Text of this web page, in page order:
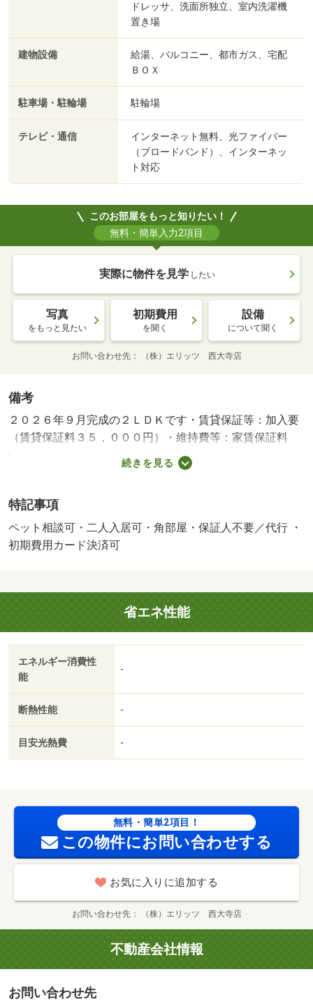
ドレッサ、洗面所独立、室内洗濯機
置き場
建物設備
給湯、バルコニー、都市ガス、宅配
ＢＯＸ
駐車場・駐輪場 駐輪場
テレビ・通信
インターネット無料、光ファイバー
（ブロードバンド）、インターネッ
ト対応
このお部屋をもっと知りたい！
無料・簡単入力2項目
実際に物件を見学 したい
写真
をもっと見たい
初期費用
を聞く
設備
について聞く
お問い合わせ先 （株）エリッツ 西大寺店
備考
２０２６年９月完成の２ＬＤＫです・賃貸保証等：加入要
（賃貸保証料３５，０００円）・維持費等：家賃保証料
１，９１６円／月・ペット条件：小型犬可・２０２６年９
月完成の物件です。近鉄大阪線の大和八木駅まで徒歩１０
ホンで訪問者の顔を確認する事ができます。・バイク置
場：なし・駐輪場：有/鍵交換費用 16500円/ﾊｳｽｸﾘｰﾆﾝ
ｸﾞ 71500円/その他 2750円
続きを見る
特記事項
ペット相談可・二人入居可・角部屋・保証人不要／代行 ・
初期費用カード決済可
省エネ性能
エネルギー消費性
能
-
断熱性能 -
目安光熱費 -
無料・簡単2項目！
この物件にお問い合わせする
お気に入りに追加する
お問い合わせ先 （株）エリッツ 西大寺店
不動産会社情報
お問い合わせ先